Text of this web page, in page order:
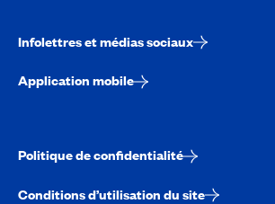
Infolettres et médias sociaux
Application mobile
Politique de confidentialité
Conditions d’utilisation du site